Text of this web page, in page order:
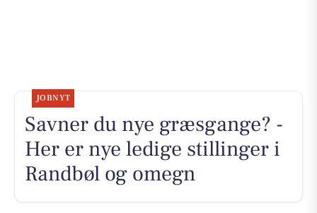
JOBNYT
Savner du nye græsgange? -
Her er nye ledige stillinger i
Randbøl og omegn